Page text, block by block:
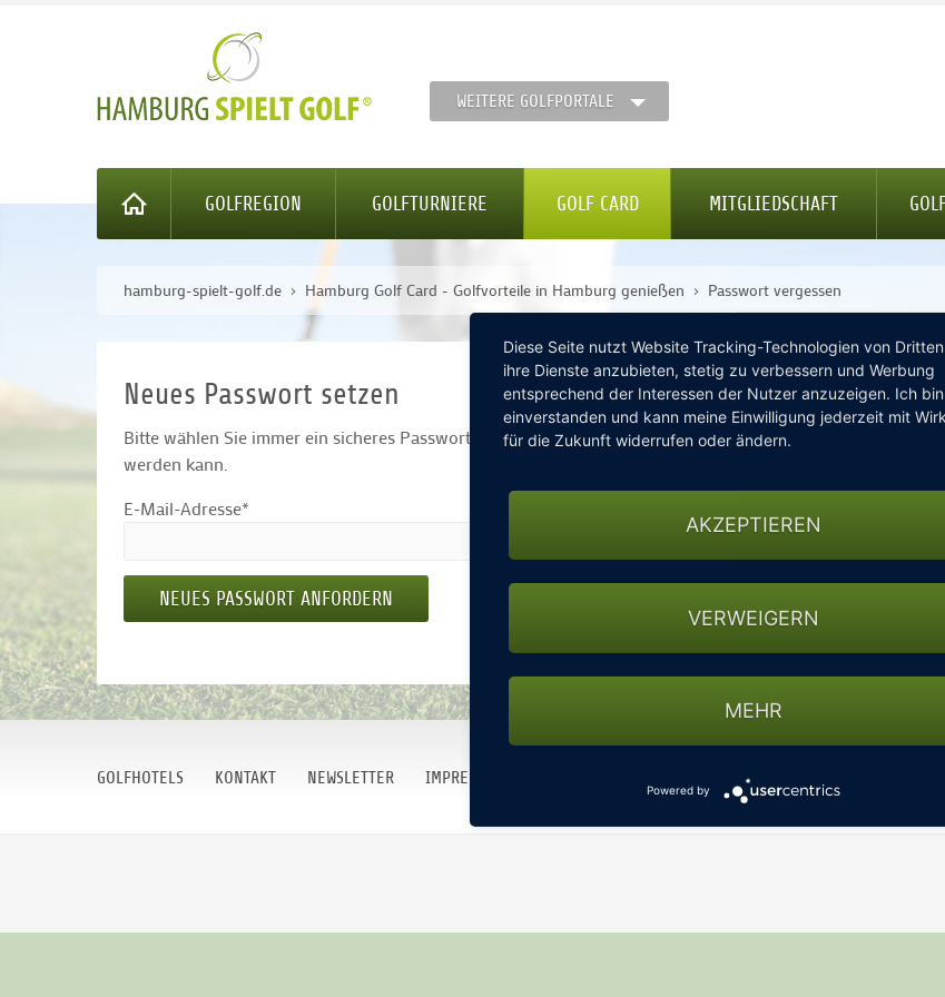
WEITERE GOLFPORTALE
GOLFREGION GOLFTURNIERE GOLF CARD MITGLIEDSCHAFT
hamburg-spielt-golf.de Hamburg Golf Card - Golfvorteile in Hamburg genießen Passwort vergessen
Neues Passwort setzen
Bitte wählen Sie immer ein sicheres Passwort (Buchstaben, Zahlen, und Sonderzeichen, mind. 8 Stellen
werden kann.
E-Mail-Adresse*
NEUES PASSWORT ANFORDERN
GOLFHOTELS KONTAKT NEWSLETTER IMPRESSUM
Diese Seite nutzt Website Tracking-Technologien von
ihre Dienste anzubieten, stetig zu verbessern und Werbung
entsprechend der Interessen der Nutzer anzuzeigen. Ich
einverstanden und kann meine Einwilligung jederzeit mit
für die Zukunft widerrufen oder ändern.
AKZEPTIEREN
VERWEIGERN
MEHR
Powered by